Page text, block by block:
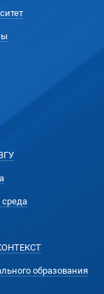
среда
образования